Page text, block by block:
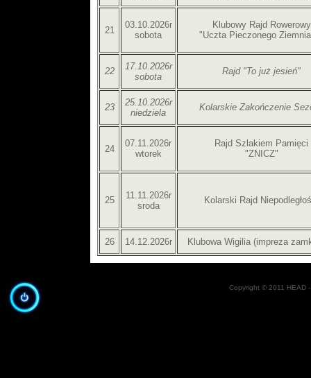
21
03.10.2026r
sobota
Klubowy Rajd Rowerowy
"Uczta Pieczonego
22
17.10.2026r
sobota
Rajd "To już jesień"
23
25.10.2026r
niedziela
Kolarskie Zakończenie
24
07.11.2026r
wtorek
Rajd Szlakiem Pamięci
"ZNICZ"
25
11.11.2026r
sroda
Kolarski Rajd
26 14.12.2026r Klubowa Wigilia (impreza
Copyright © 2011 HEAD